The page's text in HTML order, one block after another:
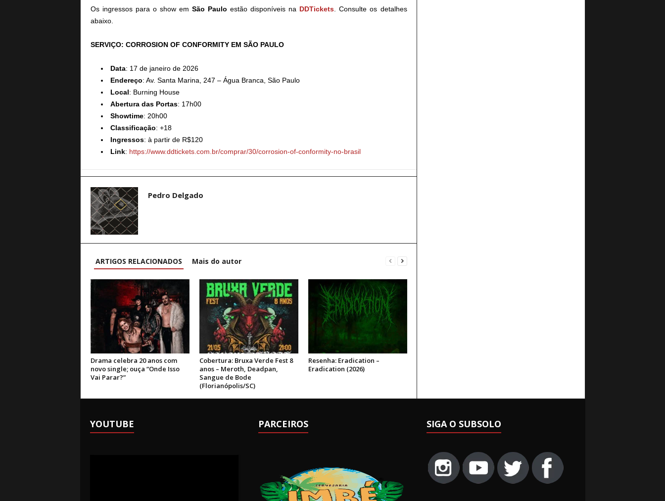
Os ingressos para o show em São Paulo estão disponíveis na DDTickets . Consulte os detalhes
abaixo.
SERVIÇO: CORROSION OF CONFORMITY EM SÃO PAULO
Data: 17 de janeiro de 2026
Endereço: Av. Santa Marina, 247 – Água Branca, São Paulo
Local: Burning House
Abertura das Portas: 17h00
Showtime: 20h00
Classificação: +18
Ingressos: à partir de R$120
Link: https://www.ddtickets.com.br/comprar/30/corrosion-of-conformity-no-brasil
Pedro Delgado
ARTIGOS RELACIONADOS Mais do autor
Drama celebra 20 anos com
novo single; ouça “Onde Isso
Vai Parar?”
Cobertura: Bruxa Verde Fest 8
anos – Meroth, Deadpan,
Sangue de Bode
(Florianópolis/SC)
Resenha: Eradication –
Eradication (2026)
YOUTUBE PARCEIROS SIGA O SUBSOLO